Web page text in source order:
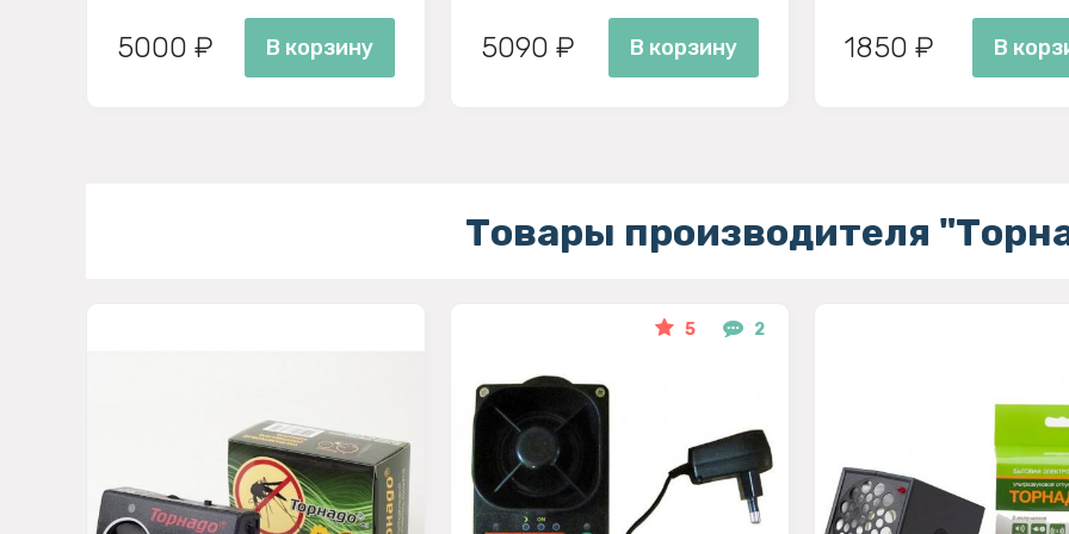
5000 ₽ В корзину 5090 ₽ В корзину 1850 ₽ В
Товары производителя
5 2